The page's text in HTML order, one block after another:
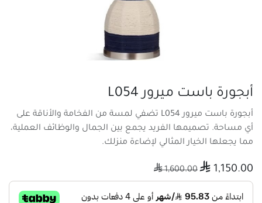
أبجورة باست ميرور L054
أبجورة باست ميرور L054 تضفي لمسة من الفخامة والأناقة على
أي مساحة. تصميمها الفريد يجمع بين الجمال والوظائف العملية،
مما يجعلها الخيار المثالي لإضاءة منزلك.
1,150.00
1,600.00
